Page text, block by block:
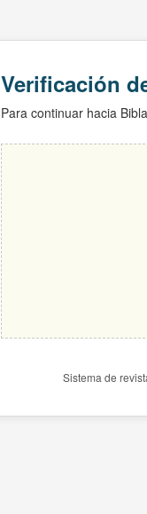
Verificación
Para continuar hacia
Sistema de